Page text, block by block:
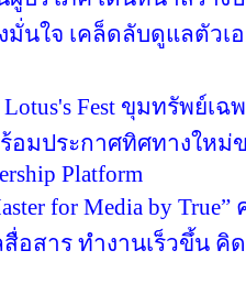
นใจ เคล็ดลับดูแลตัวเ
Fest ขุมทรัพย์เ
ร้อมประกาศทิศทางใหม่
Platform
for Media by
อสาร ทำงานเร็วขึ้น คิ